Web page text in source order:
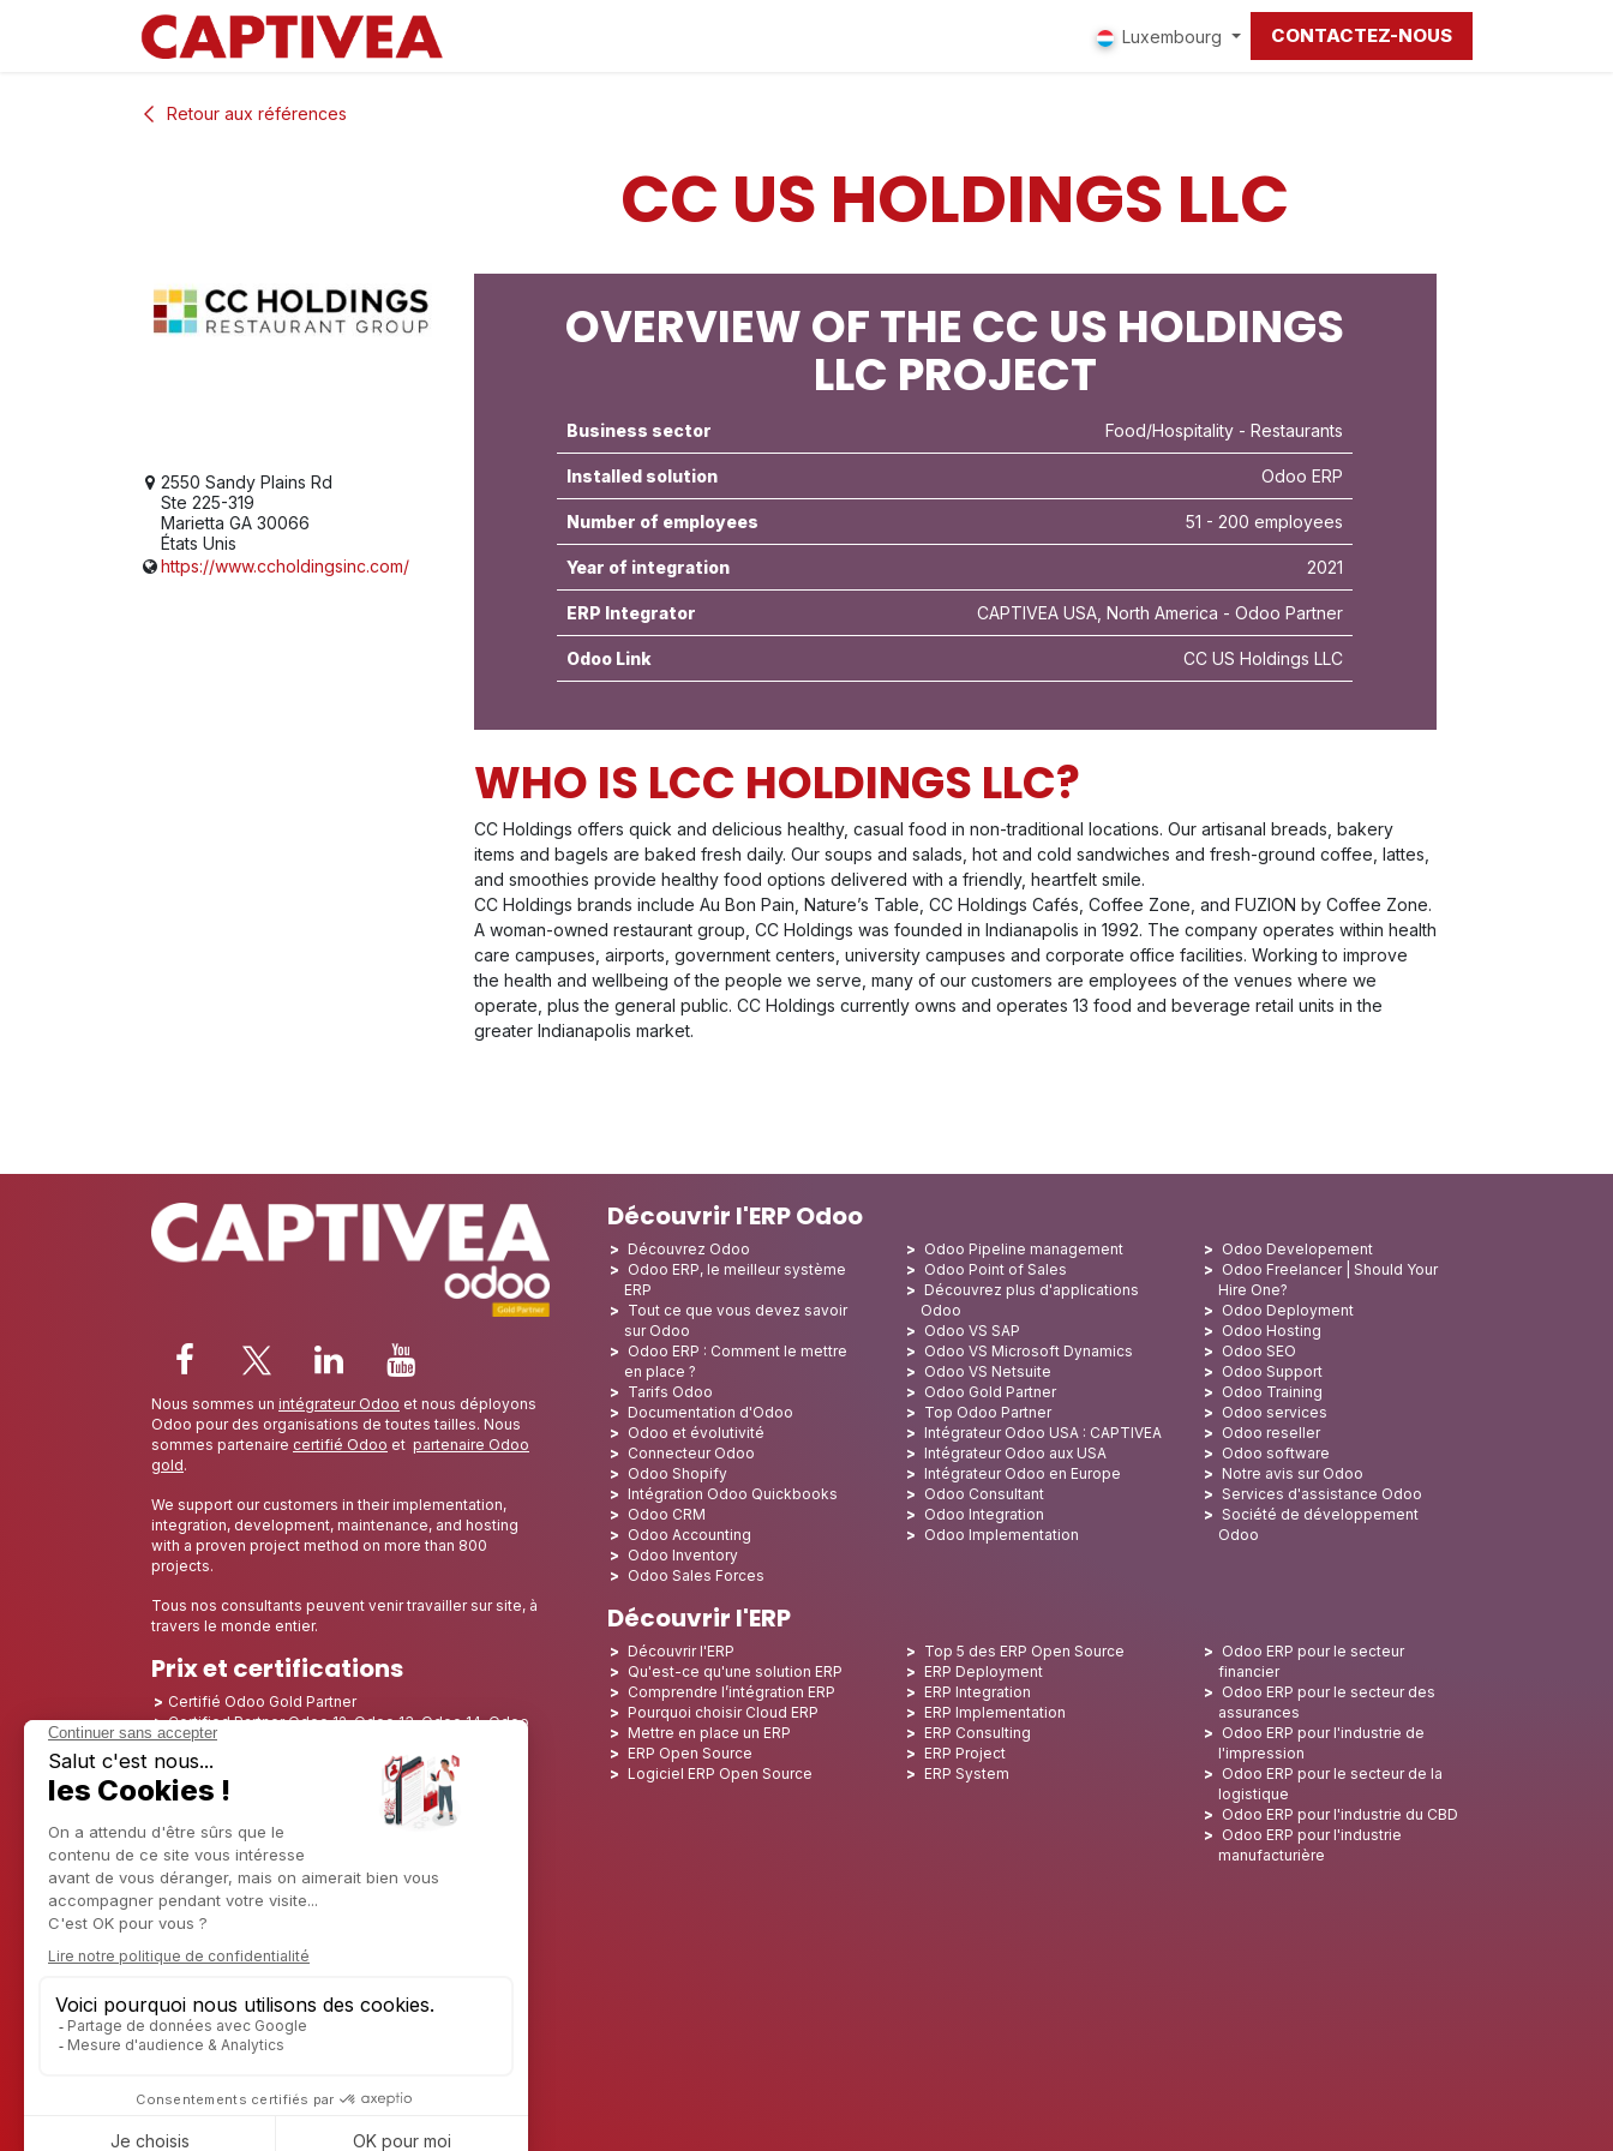
Se rendre au contenu
Luxembourg CONTACTEZ-NOUS
Retour aux références
2550 Sandy Plains Rd
Ste 225-319
Marietta GA 30066
États Unis
https://www.ccholdingsinc.com/
CC US HOLDINGS LLC
OVERVIEW OF THE CC US HOLDINGS
LLC PROJECT
Business sector Food/Hospitality- Restaurants
Installed solution Odoo ERP
Number of employees 51 - 200 employees
Year of integration 2021
ERP Integrator CAPTIVEA USA, North America - Odoo Partner
Odoo Link CC US Holdings LLC
WHO IS LCC HOLDINGS LLC?
CC Holdings offers quick and delicious healthy, casual food in non-traditional locations. Our artisanal breads, bakery
items and bagels are baked fresh daily. Our soups and salads, hot and cold sandwiches and fresh-ground coffee, lattes,
and smoothies provide healthy food options delivered with a friendly, heartfelt smile.
CC Holdings brands include Au Bon Pain, Nature’s Table, CC Holdings Cafés, Coffee Zone, and FUZION by Coffee Zone.
A woman-owned restaurant group, CC Holdings was founded in Indianapolis in 1992. The company operates within health
care campuses, airports, government centers, university campuses and corporate office facilities. Working to improve
the health and wellbeing of the people we serve, many of our customers are employees of the venues where we
operate, plus the general public. CC Holdings currently owns and operates 13 food and beverage retail units in the
greater Indianapolis market.
Nous sommes un intégrateur Odoo et nous déployons
Odoo pour des organisations de toutes tailles. Nous
sommes partenaire certifié Odoo et partenaire Odoo
gold.
We support our customers in their implementation,
integration, development, maintenance, and hosting
with a proven project method on more than 800
projects.
Tous nos consultants peuvent venir travailler sur site, à
travers le monde entier.
Prix et certifications
Certifié Odoo Gold Partner
Certified Partner Odoo 12, Odoo 13, Odoo 14, Odoo
15, Odoo 16, Odoo 17, Odoo 18 and Odoo 19
Nominé Best Partner 2025 - Europe
Nominé Best Partner 2025 - Amérique du Nord
Nominé Best Partner 2024 - Europe
Nominé Best Partner 2024 - Amérique du Nord
Champion de la Croissance 2023 - France
Nominé Best Partner 2023 - Amérique du Nord
Nominé Best Partner 2022 - Amérique du Nord
Nominé Best Partner 2021 - Amérique du Nord
Nominé Best Partner 2020 - Amérique du Nord
Lauréat du prix du meilleur starter 2019 - Amérique
Découvrir CAPTIVEA
Conseil en entreprise
Captivea aux USA
Jobs
Contactez-nous
Découvrir l'ERP Odoo
Découvrez Odoo
Odoo ERP, le meilleur système
ERP
Tout ce que vous devez savoir
sur Odoo
Odoo ERP : Comment le mettre
en place ?
Tarifs Odoo
Documentation d'Odoo
Odoo et évolutivité
Connecteur Odoo
Odoo Shopify
Intégration Odoo Quickbooks
Odoo CRM
Odoo Accounting
Odoo Inventory
Odoo Sales Forces
Odoo Pipeline management
Odoo Point of Sales
Découvrez plus d'applications
Odoo
Odoo VS SAP
Odoo VS Microsoft Dynamics
Odoo VS Netsuite
Odoo Gold Partner
Top Odoo Partner
Intégrateur Odoo USA : CAPTIVEA
Intégrateur Odoo aux USA
Intégrateur Odoo en Europe
Odoo Consultant
Odoo Integration
Odoo Implementation
Odoo Developement
Odoo Freelancer | Should Your
Hire One?
Odoo Deployment
Odoo Hosting
Odoo SEO
Odoo Support
Odoo Training
Odoo services
Odoo reseller
Odoo software
Notre avis sur Odoo
Services d'assistance Odoo
Société de développement
Odoo
Découvrir l'ERP
Découvrir l'ERP
Qu'est-ce qu'une solution ERP
Comprendre l’intégration ERP
Pourquoi choisir Cloud ERP
Mettre en place un ERP
ERP Open Source
Logiciel ERP Open Source
Top 5 des ERP Open Source
ERP Deployment
ERP Integration
ERP Implementation
ERP Consulting
ERP Project
ERP System
Odoo ERP pour le secteur
financier
Odoo ERP pour le secteur des
assurances
Odoo ERP pour l'industrie de
l'impression
Odoo ERP pour le secteur de la
logistique
Odoo ERP pour l'industrie du CBD
Odoo ERP pour l'industrie
manufacturière